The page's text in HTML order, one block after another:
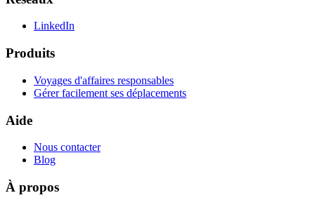
LinkedIn
Produits
Voyages d'affaires responsables
Gérer facilement ses déplacements
Aide
Nous contacter
Blog
À propos